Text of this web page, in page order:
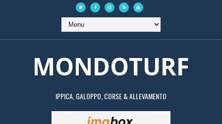
MONDOTURF
IPPICA, GALOPPO, CORSE & ALLEVAMENTO